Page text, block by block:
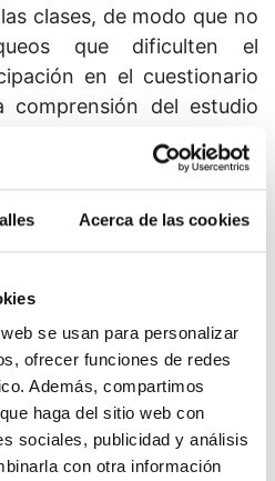
Acerca de las cookies
se usan para personalizar
ofrecer funciones de redes
Además, compartimos
haga del sitio web con
sociales, publicidad y análisis
con otra información
clases, de modo que no
que dificulten el
en el cuestionario
comprensión del estudio
a Un Curso de
del Pensamiento) o tienes
del curso, puedes unirte a
del capítulo que
ya que debido a la
Cada ciclo de estudio del
el maestro dura alrededor